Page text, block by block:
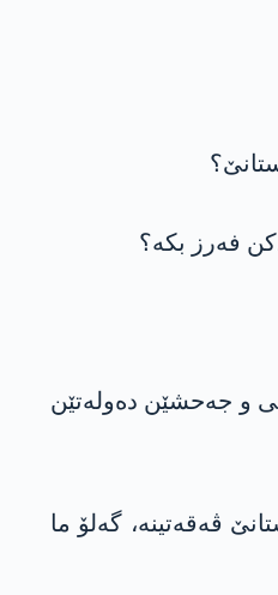
فەرز بکە؟
و جەحشێن دەولەتێن
ڤەقەتینە، گەلۆ ما